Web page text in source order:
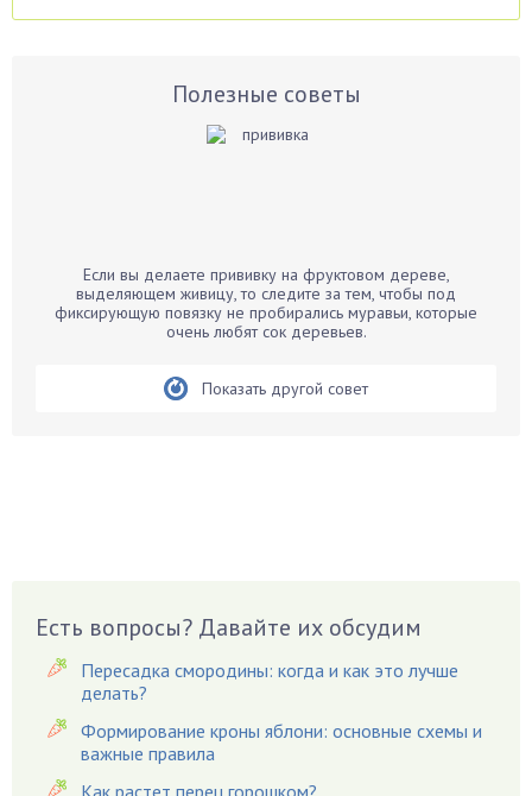
Аспарагус
Бархатцы
Бегония
Вешенки
Виноград
Вредители
Гардения
Гацания
Полезные советы
Если вы делаете прививку на фруктовом дереве,
выделяющем живицу, то следите за тем, чтобы под
фиксирующую повязку не пробирались муравьи, которые
очень любят сок деревьев.
Показать другой совет
Есть вопросы? Давайте их обсудим
Пересадка смородины: когда и как это лучше
делать?
Формирование кроны яблони: основные схемы и
важные правила
Как растет перец горошком?